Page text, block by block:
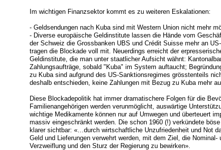
Im wichtigen Finanzsektor kommt es zu weiteren Eskalationen:
- Geldsendungen nach Kuba sind mit Western Union nicht mehr
- Diverse europäische Geldinstitute lassen die Hände vom
der Schweiz die Grossbanken UBS und Crédit Suisse mehr an
tragen die Blockade voll mit. Neuerdings erreicht der
Geldinstitute, die man unter staatlicher Aufsicht wähnt:
Zahlungsaufträge, sobald "Kuba" im System auftaucht;
zu Kuba sind aufgrund des US-Sanktionsregimes grösstenteils
deshalb entschieden, keine Zahlungen mit Bezug zu Kuba mehr
Diese Blockadepolitik hat immer dramatischere Folgen für die
Familienangehörigen werden verunmöglicht, auswärtige
wichtige Medikamente können nur auf Umwegen und überteuert
massiv eingeschränkt werden. Die schon 1960 (!) verkündete
klarer sichtbar: «…durch wirtschaftliche Unzufriedenheit und Not
Geld und Lieferungen verwehrt werden, mit dem Ziel, die Nominal-
Verzweiflung und den Sturz der Regierung zu bewirken».